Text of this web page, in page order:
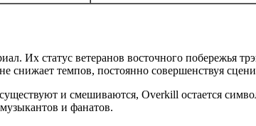
Их статус ветеранов восточного побережья
темпов, постоянно совершенствуя
и смешиваются, Overkill остается
и фанатов.